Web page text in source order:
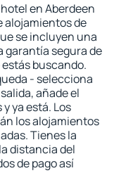
en Aberdeen
alojamientos de
se incluyen una
garantía segura de
buscando.
- selecciona
añade el
ya está. Los
los alojamientos
Tienes la
distancia del
de pago así